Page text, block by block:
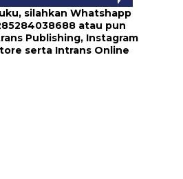
silahkan Whatshapp
atau pun
Publishing, Instagram
serta Intrans Online